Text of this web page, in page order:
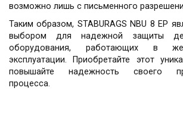
возможно лишь с письменного
Таким образом, STABURAGS NBU 8 EP
выбором для надежной защиты
оборудования, работающих в
эксплуатации. Приобретайте этот
повышайте надежность своего
процесса.